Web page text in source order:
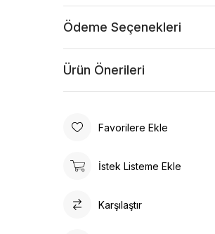
Ödeme Seçenekleri
Ürün Önerileri
Favorilere Ekle
İstek Listeme Ekle
Karşılaştır